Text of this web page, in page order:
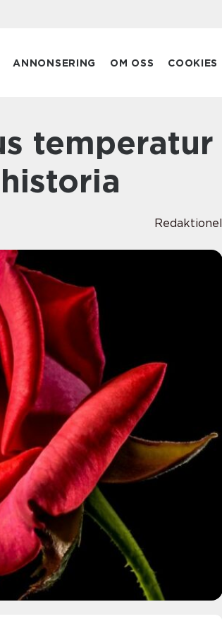
ANNONSERING OM OSS COOKIES
Redaktionel